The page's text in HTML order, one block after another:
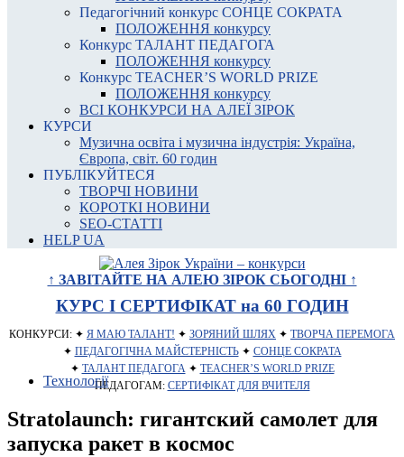
Педагогічний конкурс СОНЦЕ СОКРАТА
ПОЛОЖЕННЯ конкурсу
Конкурс ТАЛАНТ ПЕДАГОГА
ПОЛОЖЕННЯ конкурсу
Конкурс TEACHER’S WORLD PRIZE
ПОЛОЖЕННЯ конкурсу
ВСІ КОНКУРСИ НА АЛЕЇ ЗІРОК
КУРСИ
Музична освіта і музична індустрія: Україна,
Європа, світ. 60 годин
ПУБЛІКУЙТЕСЯ
ТВОРЧІ НОВИНИ
КОРОТКІ НОВИНИ
SEO-СТАТТІ
HELP UA
↑ ЗАВІТАЙТЕ НА АЛЕЮ ЗІРОК СЬОГОДНІ ↑
КУРС І СЕРТИФІКАТ на 60 ГОДИН
КОНКУРСИ: ✦ Я МАЮ ТАЛАНТ! ✦ ЗОРЯНИЙ ШЛЯХ ✦ ТВОРЧА ПЕРЕМОГА
✦ ПЕДАГОГІЧНА МАЙСТЕРНІСТЬ✦ СОНЦЕ СОКРАТА
✦ ТАЛАНТ ПЕДАГОГА✦ TEACHER’S WORLD PRIZE
ПЕДАГОГАМ: СЕРТИФІКАТ ДЛЯ ВЧИТЕЛЯ
Технології
Stratolaunch: гигантский самолет для
запуска ракет в космос